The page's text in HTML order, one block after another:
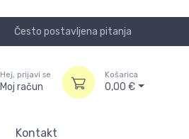
Često postavljena pitanja
Hej, prijavi se
Moj račun
Košarica
0,00 €
Kontakt